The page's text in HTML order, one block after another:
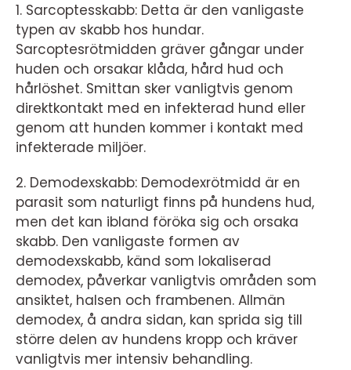
1. Sarcoptesskabb: Detta är den vanligaste
typen av skabb hos hundar.
Sarcoptesrötmidden gräver gångar under
huden och orsakar klåda, hård hud och
hårlöshet. Smittan sker vanligtvis genom
direktkontakt med en infekterad hund eller
genom att hunden kommer i kontakt med
infekterade miljöer.
2. Demodexskabb: Demodexrötmidd är en
parasit som naturligt finns på hundens hud,
men det kan ibland föröka sig och orsaka
skabb. Den vanligaste formen av
demodexskabb, känd som lokaliserad
demodex, påverkar vanligtvis områden som
ansiktet, halsen och frambenen. Allmän
demodex, å andra sidan, kan sprida sig till
större delen av hundens kropp och kräver
vanligtvis mer intensiv behandling.